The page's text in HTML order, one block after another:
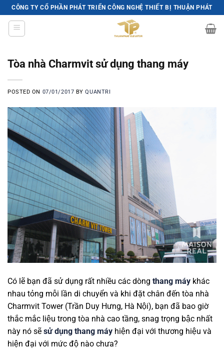
Skip
to
content
CÔNG TY CỔ PHẦN PHÁT TRIỂN CÔNG NGHỆ THIẾT BỊ THUẬN PHÁT
Tòa nhà Charmvit sử dụng thang máy
POSTED ON 07/01/2017 BYQUANTRI
Có lẽ bạn đã sử dụng rất nhiều các dòng thang máy khác
nhau tỏng mỗi lần di chuyển và khi đặt chân đến tòa nhà
Charmvit Tower (Trần Duy Hưng, Hà Nội), bạn đã bao giờ
thắc mắc liệu trong tòa nhà cao tầng, snag trọng bậc nhất
này nó sẽ sử dụng thang máy hiện đại với thương hiệu và
hiện đại với mức độ nào chưa?